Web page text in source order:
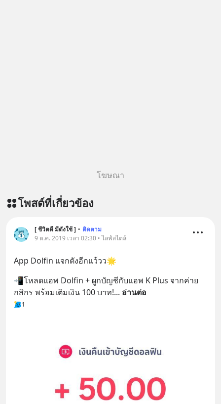
โฆษณา
โพสต์ที่เกี่ยวข้อง
[ ชีวิตดี มีตังใช้ ] • ติดตาม
9 ต.ค. 2019 เวลา 02:30 • ไลฟ์สไตล์
App Dolfin แจกตังอีกแว้วว🌟
📲โหลดแอพ Dolfin + ผูกบัญชีกับแอพ K Plus จากค่าย
กสิกร พร้อมเติมเงิน 100 บาท!... อ่านต่อ
1